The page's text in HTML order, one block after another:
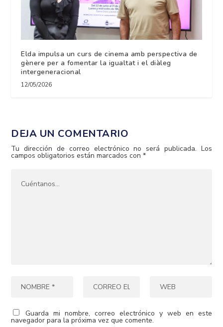
Elda impulsa un curs de cinema amb perspectiva de
gènere per a fomentar la igualtat i el diàleg
intergeneracional
12/05/2026
DEJA UN COMENTARIO
Tu dirección de correo electrónico no será publicada. Los
campos obligatorios están marcados con*
Guarda mi nombre, correo electrónico y web en este
navegador para la próxima vez que comente.